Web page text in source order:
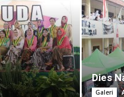
Dies
Galeri